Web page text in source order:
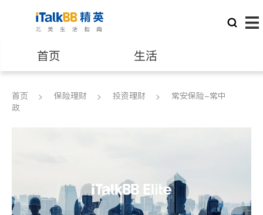
首页 生活
医生 律师
养老 非盈利组织
首页 保险理财 投资理财
常安保险-常中
政